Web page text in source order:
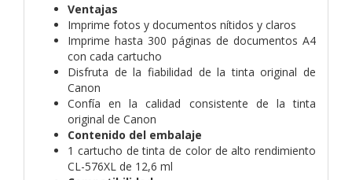
Ventajas
Imprime fotos y documentos nítidos y claros
Imprime hasta 300 páginas de documentos A4
con cada cartucho
Disfruta de la fiabilidad de la tinta original de
Canon
Confía en la calidad consistente de la tinta
original de Canon
Contenido del embalaje
1 cartucho de tinta de color de alto rendimiento
CL-576XL de 12,6 ml